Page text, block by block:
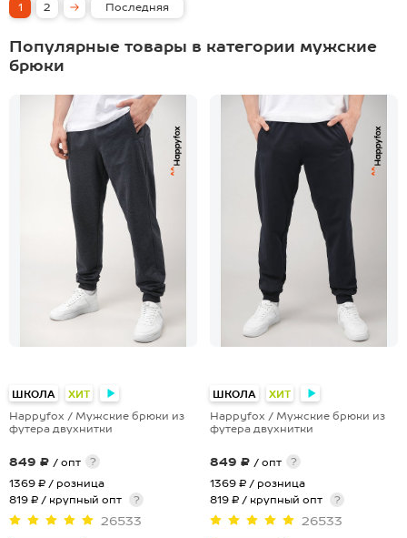
1 2 Последняя
Популярные товары в категории мужские
брюки
ШКОЛА ХИТ
Happyfox / Мужские брюки из
футера двухнитки
849 ₽ / опт
?
1369 ₽ / розница
819 ₽ / крупный опт
?
26533
ШКОЛА ХИТ
Happyfox / Мужские брюки из
футера двухнитки
849 ₽ / опт
?
1369 ₽ / розница
819 ₽ / крупный опт
?
26533